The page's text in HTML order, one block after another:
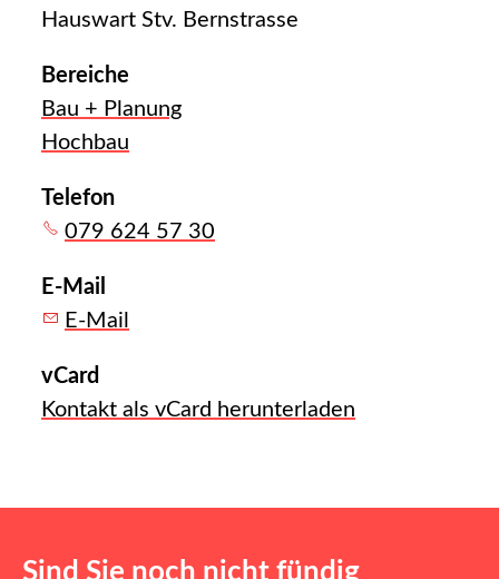
Hauswart Stv. Bernstrasse
Bereiche
Bau + Planung
Hochbau
Telefon
079 624 57 30
E-Mail
E-Mail
vCard
Kontakt als vCard herunterladen
Sind Sie noch nicht fündig